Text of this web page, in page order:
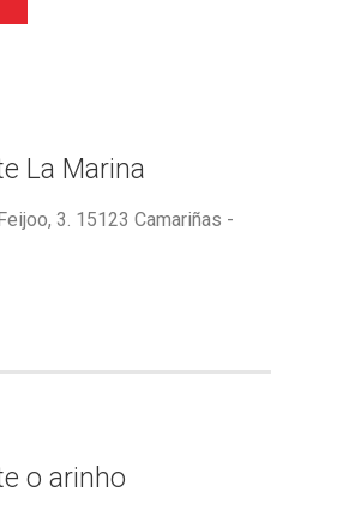
La Marina
3. 15123 Camariñas -
o arinho